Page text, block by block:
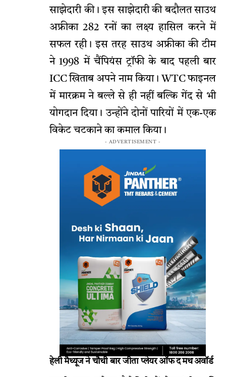
साझेदारी की। इस साझेदारी की बदौलत साउथ
अफ्रीका 282 रनों का लक्ष्य हासिल करने में
सफल रही। इस तरह साउथ अफ्रीका की टीम
ने 1998 में चैंपियंस ट्रॉफी के बाद पहली बार
ICC खिताब अपने नाम किया। WTC फाइनल
में मारक्रम ने बल्ले से ही नहीं बल्कि गेंद से भी
योगदान दिया। उन्होंने दोनों पारियों में एक-एक
विकेट चटकाने का कमाल किया।
- ADVERTISEMENT -
हेली मैथ्यूज ने चौथी बार जीता प्लेयर ऑफ द मथ अवॉर्ड